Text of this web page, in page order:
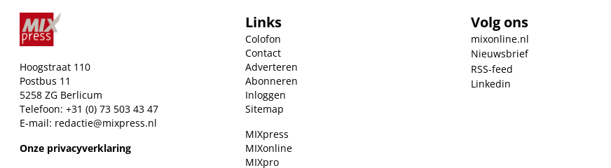
Hoogstraat 110
Postbus 11
5258 ZG Berlicum
Telefoon: +31 (0) 73 503 43 47
E-mail: redactie@mixpress.nl
Onze privacyverklaring
Links
Colofon
Contact
Adverteren
Abonneren
Inloggen
Sitemap
MIXpress
MIXonline
MIXpro
Volg ons
mixonline.nl
Nieuwsbrief
RSS-feed
Linkedin